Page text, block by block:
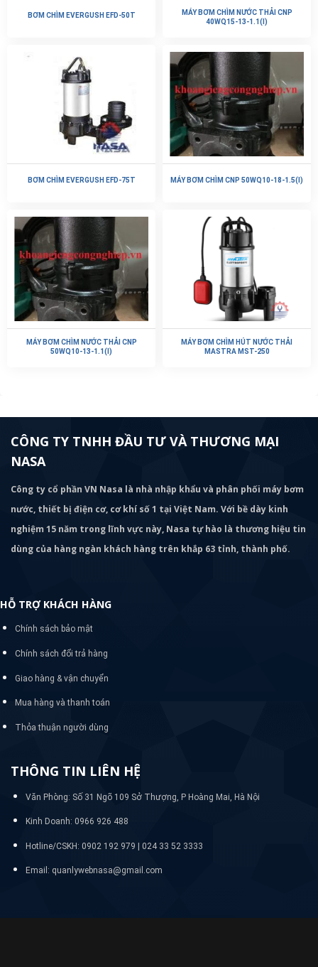
BƠM CHÌM EVERGUSH EFD-50T
MÁY BƠM CHÌM NƯỚC THẢI CNP
40WQ15-13-1.1(I)
BƠM CHÌM EVERGUSH EFD-75T MÁY BƠM CHÌM CNP 50WQ10-18-1.5(I)
MÁY BƠM CHÌM NƯỚC THẢI CNP
50WQ10-13-1.1(I)
MÁY BƠM CHÌM HÚT NƯỚC THẢI
MASTRA MST-250
CÔNG TY TNHH ĐẦU TƯ VÀ THƯƠNG MẠI
NASA
Công ty cổ phần VN Nasa là nhà nhập khẩu và phân phối máy bơm
nước, thiết bị điện cơ, cơ khí số 1 tại Việt Nam. Với bề dày kinh
nghiệm 15 năm trong lĩnh vực này, Nasa tự hào là thương hiệu tin
dùng của hàng ngàn khách hàng trên khắp 63 tỉnh, thành phố.
HỖ TRỢ KHÁCH HÀNG
Chính sách bảo mật
Chính sách đổi trả hàng
Giao hàng & vận chuyển
Mua hàng và thanh toán
Thỏa thuận người dùng
THÔNG TIN LIÊN HỆ
Văn Phòng: Số 31 Ngõ 109 Sở Thượng, P Hoàng Mai, Hà Nội
Kinh Doanh: 0966 926 488
Hotline/CSKH: 0902 192 979 | 024 33 52 3333
Email: quanlywebnasa@gmail.com